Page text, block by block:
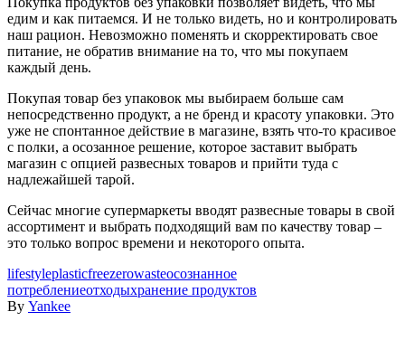
едим и как питаемся. И не только видеть, но и контролировать
наш рацион. Невозможно поменять и скорректировать свое
питание, не обратив внимание на то, что мы покупаем
каждый день.
Покупая товар без упаковок мы выбираем больше сам
непосредственно продукт, а не бренд и красоту упаковки. Это
уже не спонтанное действие в магазине, взять что-то красивое
с полки, а осозанное решение, которое заставит выбрать
магазин с опцией развесных товаров и прийти туда с
надлежайшей тарой.
Сейчас многие супермаркеты вводят развесные товары в свой
ассортимент и выбрать подходящий вам по качеству товар –
это только вопрос времени и некоторого опыта.
lifestyleplasticfreezerowasteосознанное
потреблениеотходыхранение продуктов
By Yankee